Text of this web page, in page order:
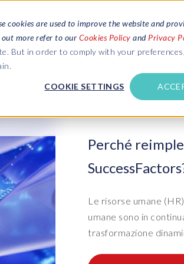
cookies are used to improve the website and
more refer to our Cookies Policy and Privacy
But in order to comply with your
COOKIE SETTINGS
HXM
EPI-USE
Ambienti SAP e
- System Builder/
SERVIZI
Ambienti SAP e
semplice upgrade
RICHIEDI UN
to SAP SuccessFactors
S/4HANA data and
management
to SAP data privacy
Leggi
DI EPI-USE LABS
Contattaci
Contattaci
Notizie e novità
Perché
Le risorse umane
umane sono in
trasformazione